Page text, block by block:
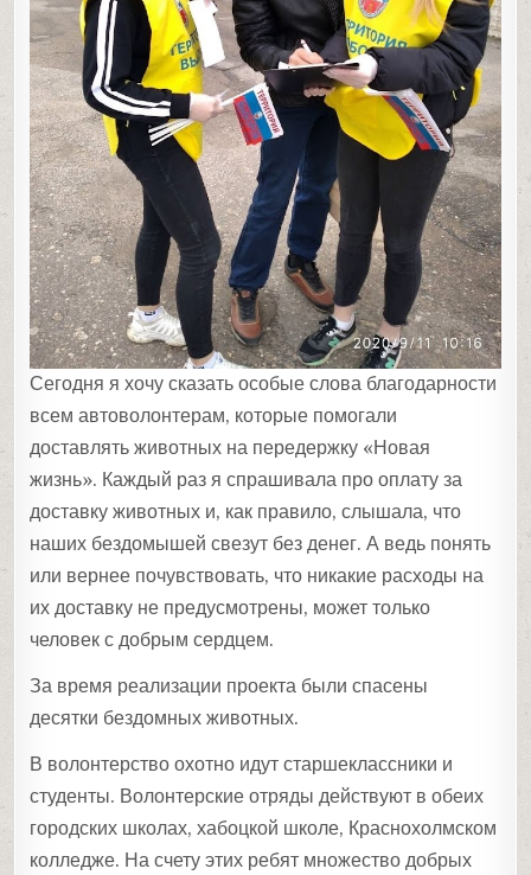
Сегодня я хочу сказать особые слова благодарности
всем автоволонтерам, которые помогали
доставлять животных на передержку «Новая
жизнь». Каждый раз я спрашивала про оплату за
доставку животных и, как правило, слышала, что
наших бездомышей свезут без денег. А ведь понять
или вернее почувствовать, что никакие расходы на
их доставку не предусмотрены, может только
человек с добрым сердцем.
За время реализации проекта были спасены
десятки бездомных животных.
В волонтерство охотно идут старшеклассники и
студенты. Волонтерские отряды действуют в обеих
городских школах, хабоцкой школе, Краснохолмском
колледже. На счету этих ребят множество добрых